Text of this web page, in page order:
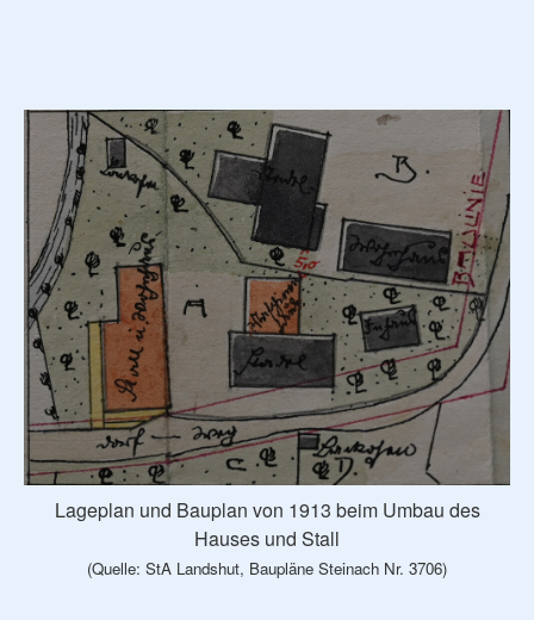
Lageplan und Bauplan von 1913 beim Umbau des
Hauses und Stall
(Quelle: StA Landshut, Baupläne Steinach Nr. 3706)